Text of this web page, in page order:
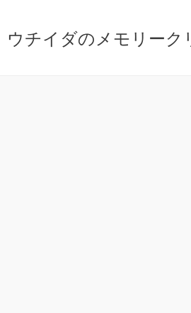
ウチイダのメモリーク